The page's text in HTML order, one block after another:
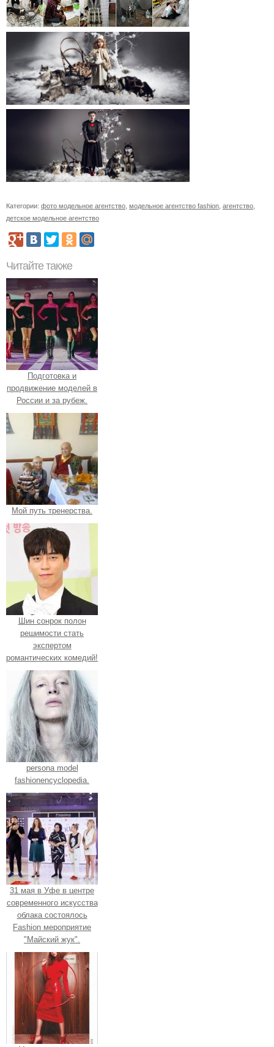
Категории: фото модельное агентство, модельное агентство fashion, агентство,
детское модельное агентство
Читайте также
Подготовка и
продвижение моделей в
России и за рубеж.
Мой путь тренерства.
Шин сонрок полон
решимости стать
экспертом
романтических комедий!
persona model
fashionencyclopedia.
31 мая в Уфе в центре
современного искусства
облака состоялось
Fashion мероприятие
"Майский жук".